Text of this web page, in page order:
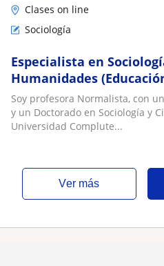
Clases on line
Sociología
Especialista en
Humanidades
Proyectos de
Soy profesora Normalista, con
y un Doctorado en Sociología y
Universidad Complute...
ver más